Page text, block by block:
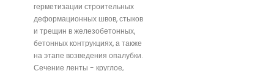
герметизации строительных
деформационных швов, стыков
и трещин в железобетонных,
бетонных контрукциях, а также
на этапе возведения опалубки.
Сечение ленты - круглое,